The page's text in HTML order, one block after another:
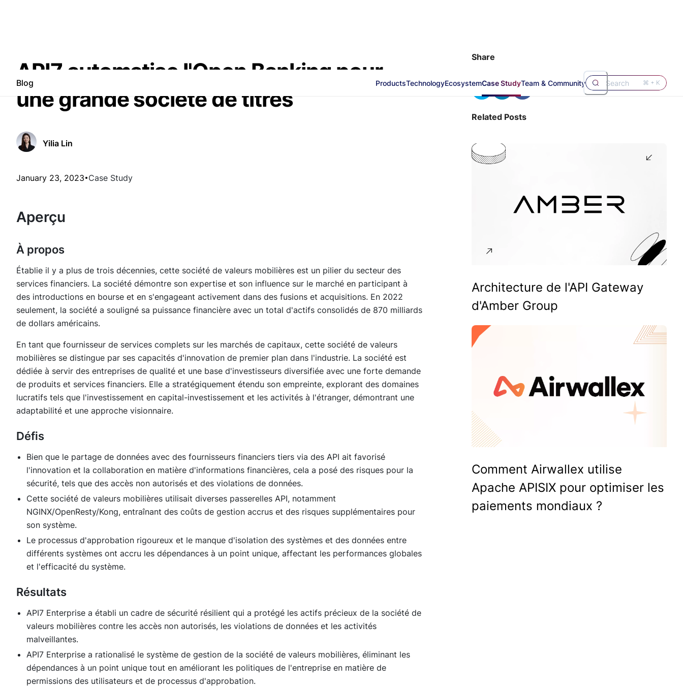
Blog ProductsTechnologyEcosystemCase StudyTeam & Community Search ⌘ + K
API7 automatise l'Open Banking pour
une grande société de titres
Yilia Lin
January 23, 2023 Case Study
Aperçu
À propos
Établie il y a plus de trois décennies, cette société de valeurs mobilières est un pilier du secteur des
services financiers. La société démontre son expertise et son influence sur le marché en participant à
des introductions en bourse et en s'engageant activement dans des fusions et acquisitions. En 2022
seulement, la société a souligné sa puissance financière avec un total d'actifs consolidés de 870 milliards
de dollars américains.
En tant que fournisseur de services complets sur les marchés de capitaux, cette société de valeurs
mobilières se distingue par ses capacités d'innovation de premier plan dans l'industrie. La société est
dédiée à servir des entreprises de qualité et une base d'investisseurs diversifiée avec une forte demande
de produits et services financiers. Elle a stratégiquement étendu son empreinte, explorant des domaines
lucratifs tels que l'investissement en capital-investissement et les activités à l'étranger, démontrant une
adaptabilité et une approche visionnaire.
Défis
Bien que le partage de données avec des fournisseurs financiers tiers via des API ait favorisé
l'innovation et la collaboration en matière d'informations financières, cela a posé des risques pour la
sécurité, tels que des accès non autorisés et des violations de données.
Cette société de valeurs mobilières utilisait diverses passerelles API, notamment
NGINX/OpenResty/Kong, entraînant des coûts de gestion accrus et des risques supplémentaires pour
son système.
Le processus d'approbation rigoureux et le manque d'isolation des systèmes et des données entre
différents systèmes ont accru les dépendances à un point unique, affectant les performances globales
et l'efficacité du système.
Résultats
API7 Enterprise a établi un cadre de sécurité résilient qui a protégé les actifs précieux de la société de
valeurs mobilières contre les accès non autorisés, les violations de données et les activités
malveillantes.
API7 Enterprise a rationalisé le système de gestion de la société de valeurs mobilières, éliminant les
dépendances à un point unique tout en améliorant les politiques de l'entreprise en matière de
permissions des utilisateurs et de processus d'approbation.
Share
Related Posts
Architecture de l'API Gateway
d'Amber Group
Comment Airwallex utilise
Apache APISIX pour optimiser les
paiements mondiaux ?